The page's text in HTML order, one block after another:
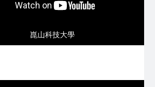
崑山科技大學